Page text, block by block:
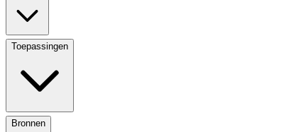
Toepassingen
Bronnen